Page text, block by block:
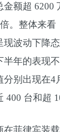
金额超 6200
。整体来看
现波动下降
半年的表现
分别出现在4
400 台和超
在菲律宾装